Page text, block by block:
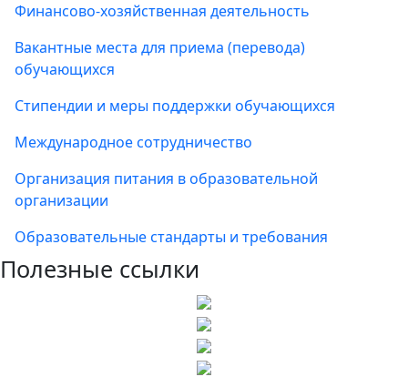
Финансово-хозяйственная деятельность
Вакантные места для приема (перевода)
обучающихся
Стипендии и меры поддержки обучающихся
Международное сотрудничество
Организация питания в образовательной
организации
Образовательные стандарты и требования
Полезные ссылки